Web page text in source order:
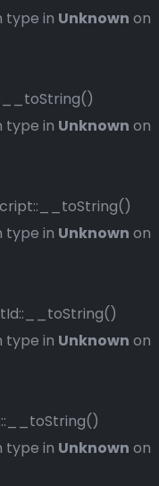
type in Unknown on
type in Unknown on
type in Unknown on
type in Unknown on
type in Unknown on